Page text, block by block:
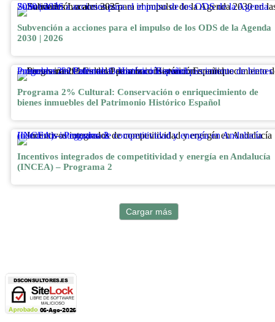
Subvención a acciones para el impulso de los ODS de la Agenda 2030 | 2026
Subvención a acciones para el impulso de los ODS de la Agenda
2030 | 2026
Programa 2% Cultural: Conservación o enriquecimiento de bienes inmuebles del Patrimonio Histórico Español
Programa 2% Cultural: Conservación o enriquecimiento de
bienes inmuebles del Patrimonio Histórico Español
Incentivos integrados de competitividad y energía en Andalucía (INCEA) – Programa 2
Incentivos integrados de competitividad y energía en Andalucía
(INCEA) – Programa 2
Cargar más